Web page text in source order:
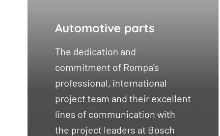
Automotive parts
The dedication and
commitment of Rompa’s
professional, international
project team and their excellent
lines of communication with
the project leaders at Bosch